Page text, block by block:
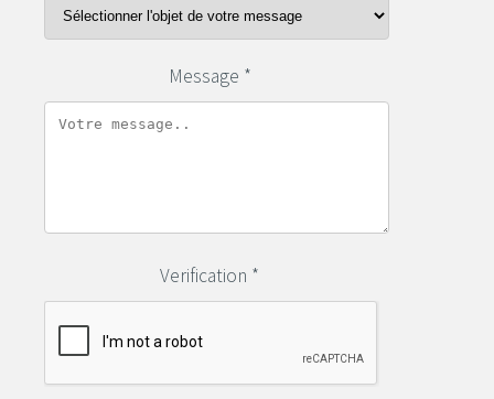
Message *
Verification *